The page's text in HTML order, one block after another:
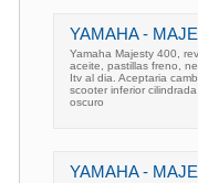
YAMAHA -
Yamaha Majesty 400,
aceite, pastillas freno,
Itv al dia. Aceptaria
scooter inferior
oscuro
YAMAHA -